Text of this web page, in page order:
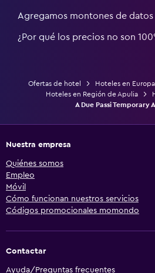
Agregamos montones de datos
¿Por qué los precios no son
Ofertas de hotel Hoteles en Europa
Hoteles en Región de Apulia
A Due Passi Temporary
Nuestra empresa
Quiénes somos
Empleo
Móvil
Cómo funcionan nuestros servicios
Códigos promocionales momondo
Contactar
Ayuda/Preguntas frecuentes